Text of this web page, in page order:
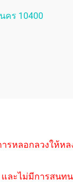
คร 10400
หลอกลวงให้หล
และไม่มีการสนท